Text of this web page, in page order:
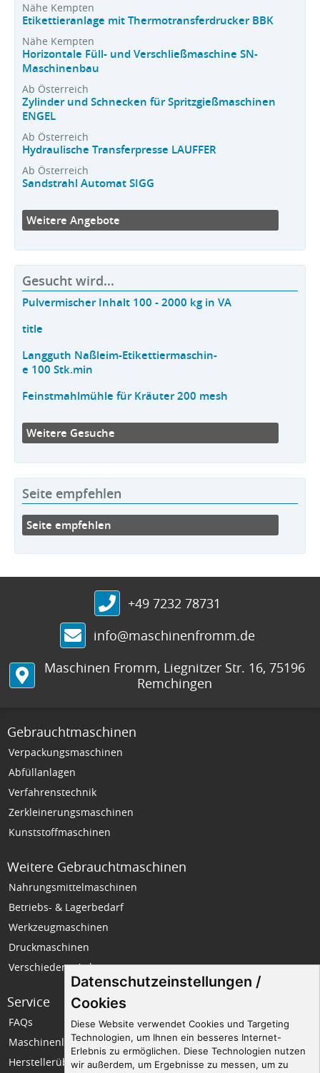
Datenschutzeinstellungen /
Cookies
Diese Website verwendet Cookies und Targeting
Technologien, um Ihnen ein besseres Internet-
Erlebnis zu ermöglichen. Diese Technologien nutzen
wir außerdem, um Ergebnisse zu messen, um zu
Nähe Kempten
Etikettieranlage mit Thermotransferdrucker BBK
Nähe Kempten
Horizontale Füll- und Verschließmaschine SN-
Maschinenbau
Ab Österreich
Zylinder und Schnecken für Spritzgießmaschinen
ENGEL
Ab Österreich
Hydraulische Transferpresse LAUFFER
Ab Österreich
Sandstrahl Automat SIGG
Weitere Angebote
Gesucht wird...
Pulvermischer Inhalt 100 - 2000 kg in VA
title
Langguth Naßleim-Etikettiermaschin-
e 100 Stk.min
Feinstmahlmühle für Kräuter 200 mesh
Weitere Gesuche
Seite empfehlen
Seite empfehlen
+49 7232 78731
info@maschinenfromm.de
Maschinen Fromm, Liegnitzer Str. 16, 75196
Remchingen
Gebrauchtmaschinen
Verpackungsmaschinen
Abfüllanlagen
Verfahrenstechnik
Zerkleinerungsmaschinen
Kunststoffmaschinen
Weitere Gebrauchtmaschinen
Nahrungsmittelmaschinen
Betriebs- & Lagerbedarf
Werkzeugmaschinen
Druckmaschinen
Verschiedene Anlagen
Service
FAQs
Maschinenlexikon
Herstellerübersicht
Wir über uns
Impressum
Datenschutz